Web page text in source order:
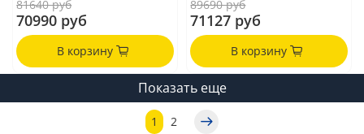
81640 руб
70990 руб
В корзину
89690 руб
71127 руб
В корзину
Показать еще
1 2